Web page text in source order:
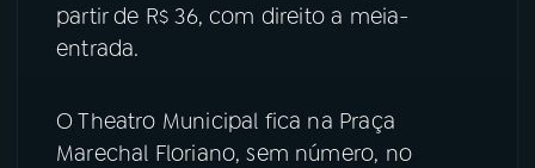
partir de R$ 36, com direito a meia-
entrada.
O Theatro Municipal fica na Praça
Marechal Floriano, sem número, no